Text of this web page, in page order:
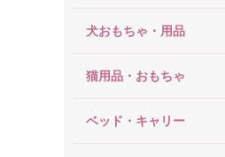
犬おもちゃ・用品
猫用品・おもちゃ
ベッド・キャリー